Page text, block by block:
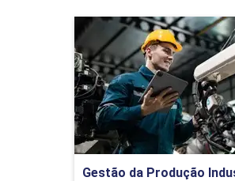
Gestão da Produção
Gestão da
Detalhes do
Ir para Inscrição